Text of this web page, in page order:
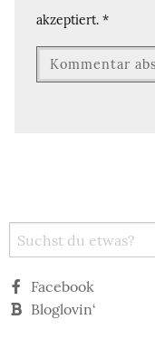
akzeptiert. *
Facebook
Bloglovin‘